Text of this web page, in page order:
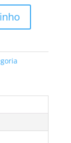
R$1.050,00